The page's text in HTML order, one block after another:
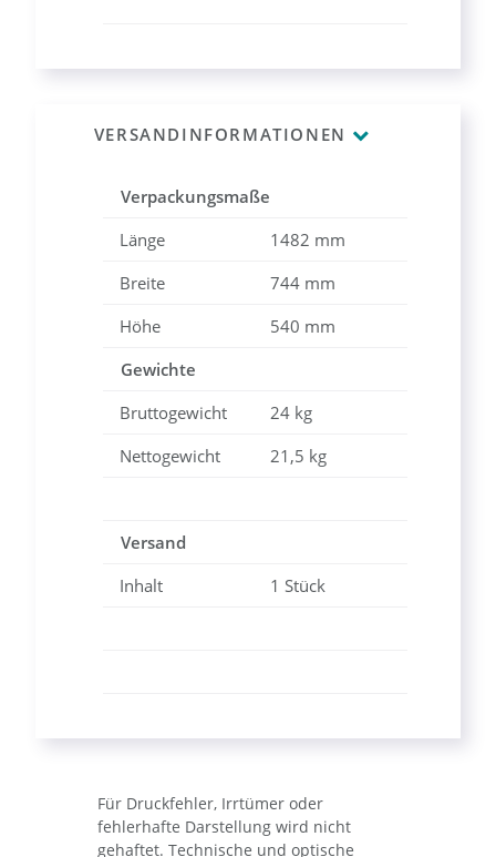
VERSANDINFORMATIONEN
Verpackungsmaße
Länge
1482 mm
Breite
744 mm
Höhe
540 mm
Gewichte
Bruttogewicht
24 kg
Nettogewicht
21,5 kg
Versand
Inhalt
1 Stück
Für Druckfehler, Irrtümer oder
fehlerhafte Darstellung wird nicht
gehaftet. Technische und optische